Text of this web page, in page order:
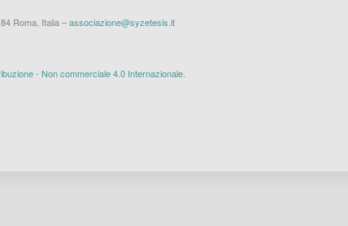
Roma, Italia –associazione@syzetesis.it
- Non commerciale 4.0 Internazionale